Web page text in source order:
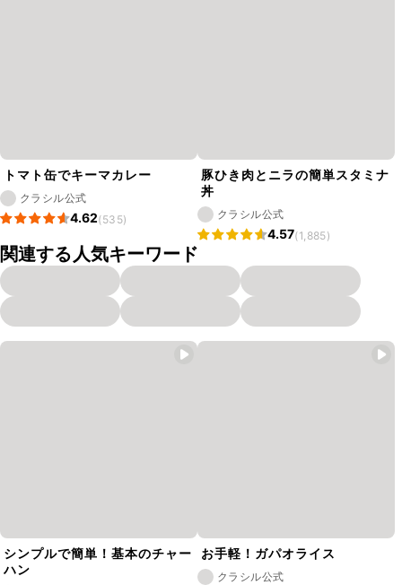
トマト缶でキーマカレー
クラシル公式
4.62(535)
豚ひき肉とニラの簡単スタミナ
丼
クラシル公式
4.57(1,885)
関連する人気キーワード
シンプルで簡単！基本のチャー
ハン
お手軽！ガパオライス
クラシル公式